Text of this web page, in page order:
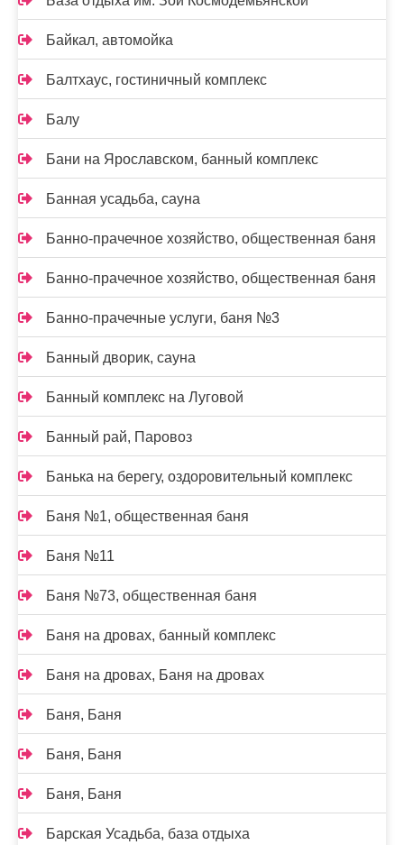
Байкал, автомойка
Балтхаус, гостиничный комплекс
Балу
Бани на Ярославском, банный комплекс
Банная усадьба, сауна
Банно-прачечное хозяйство, общественная баня
Банно-прачечное хозяйство, общественная баня
Банно-прачечные услуги, баня №3
Банный дворик, сауна
Банный комплекс на Луговой
Банный рай, Паровоз
Банька на берегу, оздоровительный комплекс
Баня №1, общественная баня
Баня №11
Баня №73, общественная баня
Баня на дровах, банный комплекс
Баня на дровах, Баня на дровах
Баня, Баня
Баня, Баня
Баня, Баня
Барская Усадьба, база отдыха